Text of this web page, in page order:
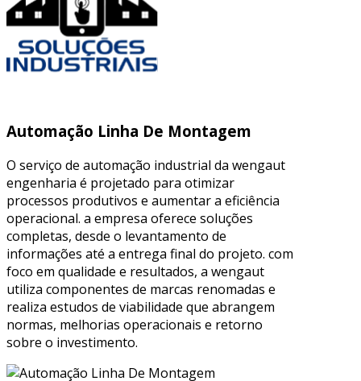
Automação Linha De Montagem
O serviço de automação industrial da wengaut
engenharia é projetado para otimizar
processos produtivos e aumentar a eficiência
operacional. a empresa oferece soluções
completas, desde o levantamento de
informações até a entrega final do projeto. com
foco em qualidade e resultados, a wengaut
utiliza componentes de marcas renomadas e
realiza estudos de viabilidade que abrangem
normas, melhorias operacionais e retorno
sobre o investimento.